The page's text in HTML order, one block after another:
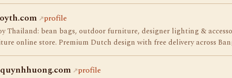
profile
Thailand: bean bags, outdoor furniture, designer lighting &
online store. Premium Dutch design with free delivery across
profile